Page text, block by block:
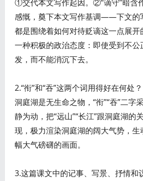
①交代本文写作起因。②“谪守”暗含
感慨，奠下本文写作基调——下文的
都是围绕着如何对待贬谪这一点展
一种积极的政治态度：即使受到不公
发，而不能消沉下去。
2.“衔”和“吞”这两个词用得好在何处？
洞庭湖是无生命之物，“衔”“吞”二字
静为动，把“远山”“长江”跟洞庭湖的
现，极力渲染洞庭湖的阔大气势，生
幅大气磅礴的画面。
3.这篇课文中的记事、写景、抒情和